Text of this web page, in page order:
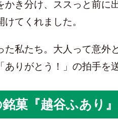
き分け、ススっと前に
てくれました。
た私たち。大人って意
りがとう！」の拍手を
菓『越谷ふあり』